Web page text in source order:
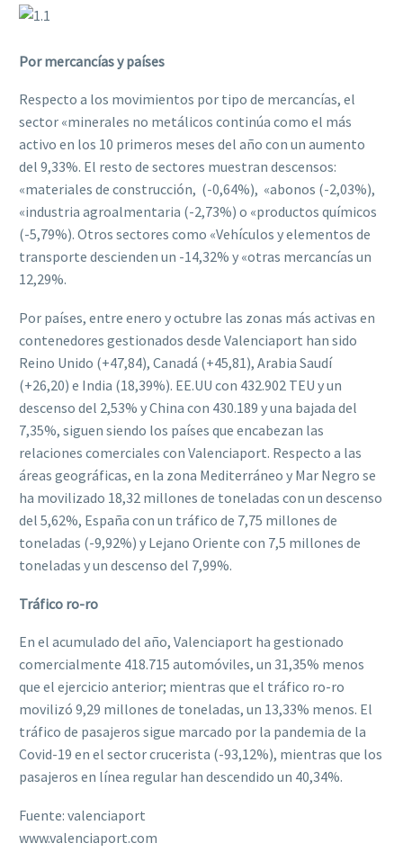
Por mercancías y países
Respecto a los movimientos por tipo de mercancías, el
sector «minerales no metálicos continúa como el más
activo en los 10 primeros meses del año con un aumento
del 9,33%. El resto de sectores muestran descensos:
«materiales de construcción, (-0,64%), «abonos (-2,03%),
«industria agroalmentaria (-2,73%) o «productos químicos
(-5,79%). Otros sectores como «Vehículos y elementos de
transporte descienden un -14,32% y «otras mercancías un
12,29%.
Por países, entre enero y octubre las zonas más activas en
contenedores gestionados desde Valenciaport han sido
Reino Unido (+47,84), Canadá (+45,81), Arabia Saudí
(+26,20) e India (18,39%). EE.UU con 432.902 TEU y un
descenso del 2,53% y China con 430.189 y una bajada del
7,35%, siguen siendo los países que encabezan las
relaciones comerciales con Valenciaport. Respecto a las
áreas geográficas, en la zona Mediterráneo y Mar Negro se
ha movilizado 18,32 millones de toneladas con un descenso
del 5,62%, España con un tráfico de 7,75 millones de
toneladas (-9,92%) y Lejano Oriente con 7,5 millones de
toneladas y un descenso del 7,99%.
Tráfico ro-ro
En el acumulado del año, Valenciaport ha gestionado
comercialmente 418.715 automóviles, un 31,35% menos
que el ejercicio anterior; mientras que el tráfico ro-ro
movilizó 9,29 millones de toneladas, un 13,33% menos. El
tráfico de pasajeros sigue marcado por la pandemia de la
Covid-19 en el sector crucerista (-93,12%), mientras que los
pasajeros en línea regular han descendido un 40,34%.
Fuente: valenciaport
www.valenciaport.com